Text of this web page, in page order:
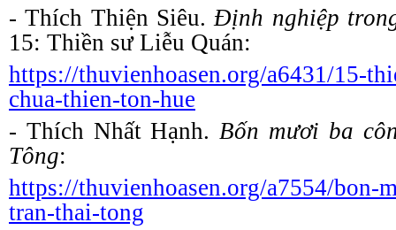
- Thích Thiện Siêu.Định nghiệp
15: Thiền sư Liễu Quán:
https://thuvienhoasen.org/a6431/15-
chua-thien-ton-hue
- Thích Nhất Hạnh.Bốn mươi ba c
Tông:
https://thuvienhoasen.org/a7554/bon-
tran-thai-tong